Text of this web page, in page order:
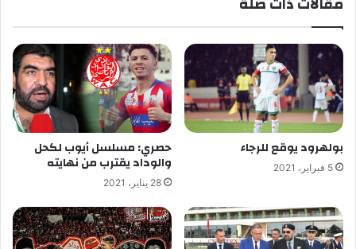
بولهرود يوقع للرجاء
5 فبراير، 2021
حصري: مسلسل أيوب لكحل
والوداد يقترب من نهايته
28 يناير، 2021